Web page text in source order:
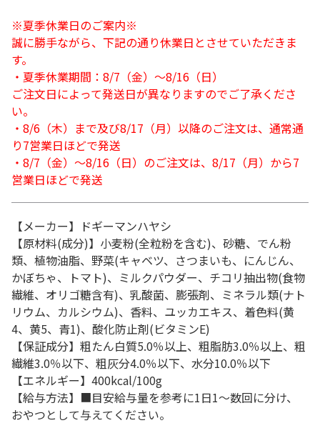
※夏季休業日のご案内※
誠に勝手ながら、下記の通り休業日とさせていただきま
す。
・夏季休業期間：8/7（金）～8/16（日）
ご注文日によって発送日が異なりますのでご了承くださ
い。
・8/6（木）まで及び8/17（月）以降のご注文は、通常通
り7営業日ほどで発送
・8/7（金）～8/16（日）のご注文は、8/17（月）から7
営業日ほどで発送
【メーカー】ドギーマンハヤシ
【原材料(成分)】小麦粉(全粒粉を含む)、砂糖、でん粉
類、植物油脂、野菜(キャベツ、さつまいも、にんじん、
かぼちゃ、トマト)、ミルクパウダー、チコリ抽出物(食物
繊維、オリゴ糖含有)、乳酸菌、膨張剤、ミネラル類(ナト
リウム、カルシウム)、香料、ユッカエキス、着色料(黄
4、黄5、青1)、酸化防止剤(ビタミンE)
【保証成分】粗たん白質5.0％以上、粗脂肪3.0％以上、粗
繊維3.0％以下、粗灰分4.0％以下、水分10.0％以下
【エネルギー】400kcal/100g
【給与方法】■目安給与量を参考に1日1～数回に分け、
おやつとして与えてください。